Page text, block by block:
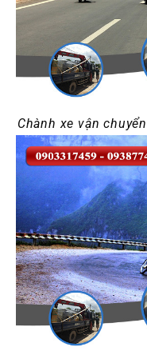
Chành xe vận